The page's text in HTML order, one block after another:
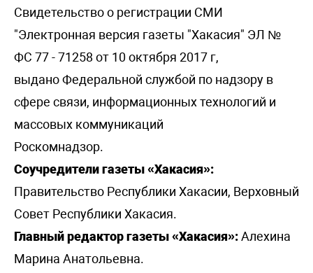
Свидетельство о регистрации СМИ
"Электронная версия газеты "Хакасия" ЭЛ №
ФС 77 - 71258 от 10 октября 2017 г,
выдано Федеральной службой по надзору в
сфере связи, информационных технологий и
массовых коммуникаций
Роскомнадзор.
Соучредители газеты «Хакасия»:
Правительство Республики Хакасии, Верховный
Совет Республики Хакасия.
Главный редактор газеты «Хакасия»:Алехина
Марина Анатольевна.